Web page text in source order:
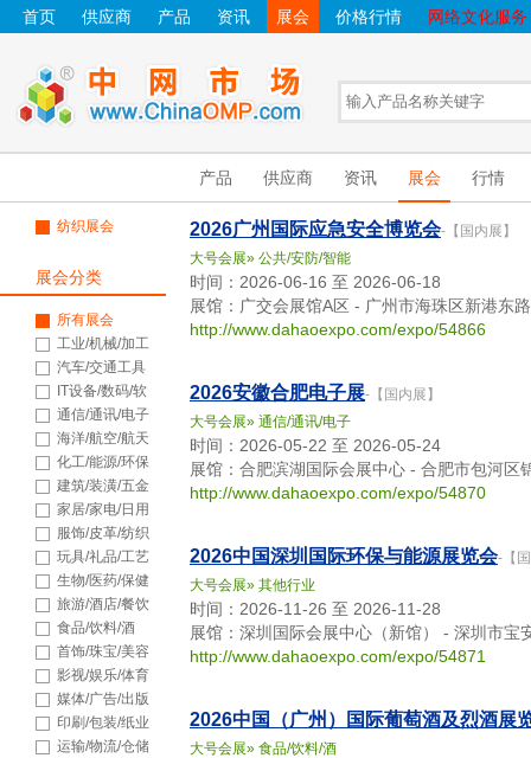
首页 供应商 产品 资讯 展会 价格行情 网络文化服务
产品 供应商 资讯 展会 行情
纺织展会
展会分类
所有展会
工业/机械/加工
汽车/交通工具
IT设备/数码/软
件 通信/通讯/电子
海洋/航空/航天
化工/能源/环保
建筑/装潢/五金
家居/家电/日用
品 服饰/皮革/纺织
玩具/礼品/工艺
品 生物/医药/保健
旅游/酒店/餐饮
食品/饮料/酒
首饰/珠宝/美容
影视/娱乐/体育
媒体/广告/出版
印刷/包装/纸业
运输/物流/仓储
2026广州国际应急安全博览会-【国内展】
大号会展» 公共/安防/智能
时间：2026-06-16 至 2026-06-18
展馆：广交会展馆A区 - 广州市海珠区新港东路
http://www.dahaoexpo.com/expo/54866
2026安徽合肥电子展-【国内展】
大号会展» 通信/通讯/电子
时间：2026-05-22 至 2026-05-24
展馆：合肥滨湖国际会展中心 - 合肥市包河区
http://www.dahaoexpo.com/expo/54870
2026中国深圳国际环保与能源展览会-【
大号会展» 其他行业
时间：2026-11-26 至 2026-11-28
展馆：深圳国际会展中心（新馆） - 深圳市宝
http://www.dahaoexpo.com/expo/54871
2026中国（广州）国际葡萄酒及烈酒展
大号会展» 食品/饮料/酒